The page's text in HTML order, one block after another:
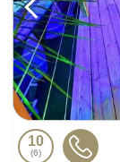
10
6